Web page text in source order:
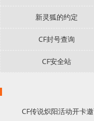
新灵狐的约定
CF封号查询
CF安全站
CF传说炽阳活动开卡